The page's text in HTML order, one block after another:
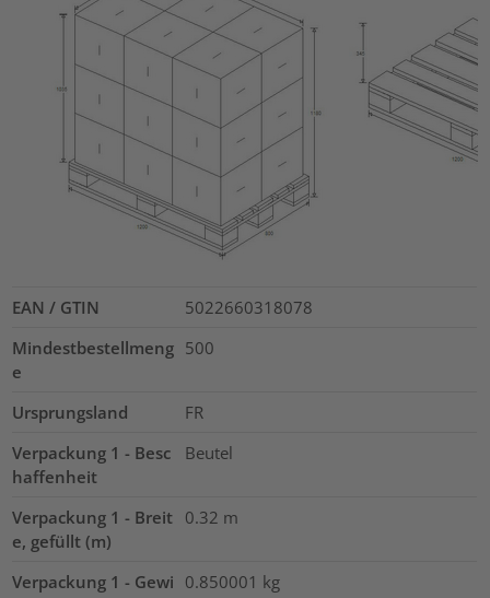
EAN / GTIN
5022660318078
Mindestbestellmeng
e
500
Ursprungsland
FR
Verpackung 1 - Besc
haffenheit
Beutel
Verpackung 1 - Breit
e, gefüllt (m)
0.32 m
Verpackung 1 - Gewi 0.850001 kg